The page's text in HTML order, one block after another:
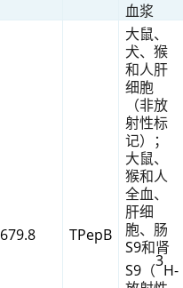
血浆
679.8 TPepB
大鼠、
犬、猴
和人肝
细胞
（非放
射性标
记）；
大鼠、
猴和人
全血、
肝细
胞、肠
S9和肾
S9 （
3
H-